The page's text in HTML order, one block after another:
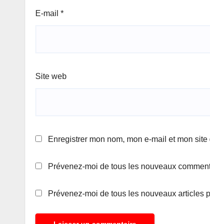
E-mail *
Site web
Enregistrer mon nom, mon e-mail et mon
Prévenez-moi de tous les nouveaux
Prévenez-moi de tous les nouveaux articles